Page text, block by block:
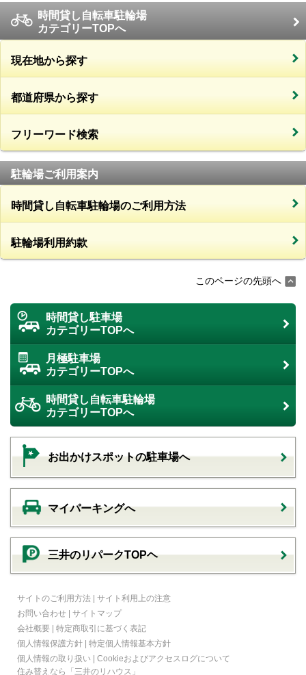
時間貸し自転車駐輪場
カテゴリーTOPへ
現在地から探す
都道府県から探す
フリーワード検索
駐輪場ご利用案内
時間貸し自転車駐輪場のご利用方法
駐輪場利用約款
このページの先頭へ
時間貸し駐車場
カテゴリーTOPへ
月極駐車場
カテゴリーTOPへ
時間貸し自転車駐輪場
カテゴリーTOPへ
お出かけスポットの駐車場へ
マイパーキングへ
三井のリパークTOPヘ
サイトのご利用方法 | サイト利用上の注意
お問い合わせ | サイトマップ
会社概要 | 特定商取引に基づく表記
個人情報保護方針 | 特定個人情報基本方針
個人情報の取り扱い | Cookieおよびアクセスログについて
住み替えなら
「三井のリハウス」